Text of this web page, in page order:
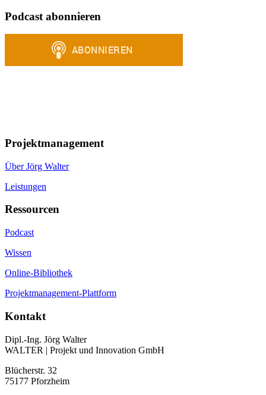
Podcast abonnieren
Projektmanagement
Über Jörg Walter
Leistungen
Ressourcen
Podcast
Wissen
Online-Bibliothek
Projektmanagement-Plattform
Kontakt
Dipl.-Ing. Jörg Walter
WALTER | Projekt und Innovation GmbH
Blücherstr. 32
75177 Pforzheim